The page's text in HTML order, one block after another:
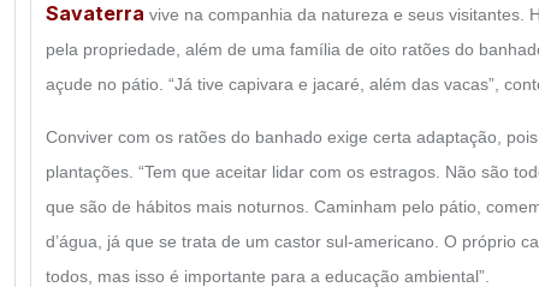
Savaterra vive na companhia da natureza e seus visitantes.
pela propriedade, além de uma família de oito ratões do
açude no pátio. “Já tive capivara e jacaré, além das vacas”,
Conviver com os ratões do banhado exige certa adaptação,
plantações. “Tem que aceitar lidar com os estragos. Não são
que são de hábitos mais noturnos. Caminham pelo pátio,
d’água, já que se trata de um castor sul-americano. O próprio
todos, mas isso é importante para a educação ambiental”.